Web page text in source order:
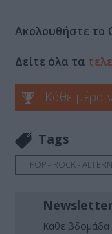
Ακολουθήστε το
Δείτε όλα τα
Κάθε μέρα
Tags
POP - ROCK -
Newsletter
Κάθε βδομάδα